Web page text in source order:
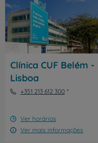
Clínica CUF Belém -
Lisboa
+351 213 612 300
Ver horários
Ver mais informações